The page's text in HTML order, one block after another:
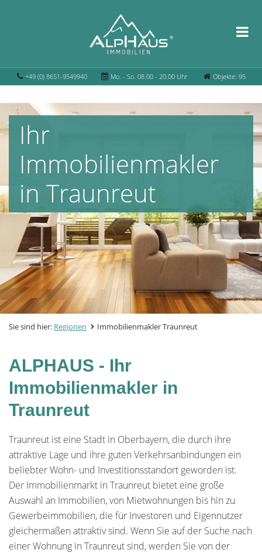
+49 (0) 8651-9549940 Mo. - So. 08.00 - 20.00 Uhr Objekte: 95
Ihr
Immobilienmakler
in Traunreut
Sie sind hier: Regionen Immobilienmakler Traunreut
ALPHAUS - Ihr
Immobilienmakler in
Traunreut
Traunreut ist eine Stadt in Oberbayern, die durch ihre
attraktive Lage und ihre guten Verkehrsanbindungen ein
beliebter Wohn- und Investitionsstandort geworden ist.
Der Immobilienmarkt in Traunreut bietet eine große
Auswahl an Immobilien, von Mietwohnungen bis hin zu
Gewerbeimmobilien, die für Investoren und Eigennutzer
gleichermaßen attraktiv sind. Wenn Sie auf der Suche nach
einer Wohnung in Traunreut sind, werden Sie von der